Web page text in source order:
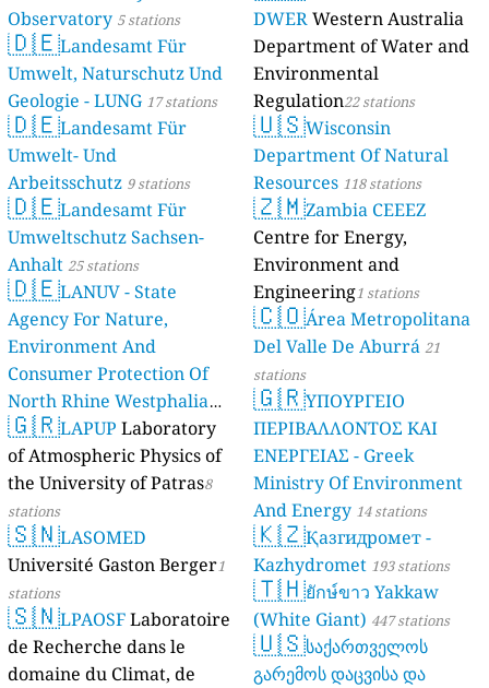
Observatory 5 stations
🇩🇪Landesamt Für
Umwelt, Naturschutz Und
Geologie - LUNG 17 stations
🇩🇪Landesamt Für
Umwelt- Und
Arbeitsschutz 9 stations
🇩🇪Landesamt Für
Umweltschutz Sachsen-
Anhalt 25 stations
🇩🇪LANUV - State
Agency For Nature,
Environment And
Consumer Protection Of
North Rhine Westphalia
(Landesamt Für Natur,
Umwelt Und
Verbraucherschutz NRW)
61 stations
🇬🇷LAPUP Laboratory
of Atmospheric Physics of
the University of Patras8
stations
🇸🇳LASOMED
Université Gaston Berger1
stations
🇸🇳LPAOSF Laboratoire
de Recherche dans le
domaine du Climat, de
DWERWestern Australia
Department of Water and
Environmental
Regulation22 stations
🇺🇸Wisconsin
Department Of Natural
Resources 118 stations
🇿🇲Zambia CEEEZ
Centre for Energy,
Environment and
Engineering1 stations
🇨🇴Área Metropolitana
Del Valle De Aburrá 21
stations
🇬🇷ΥΠΟΥΡΓΕΙΟ
ΠΕΡΙΒΑΛΛΟΝΤΟΣ ΚΑΙ
ΕΝΕΡΓΕΙΑΣ - Greek
Ministry Of Environment
And Energy 14 stations
🇰🇿Қазгидромет -
Kazhydromet 193 stations
🇹🇭ยักษ์ขาว Yakkaw
(White Giant) 447 stations
🇺🇸საქართველოს
გარემოს დაცვისა და